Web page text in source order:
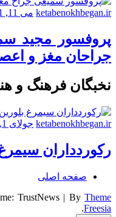
ketabenokhbegan.ir می 11, 2021
پروفسور مجید
جراحان مغز و
نخبگان فرهنگ و
ketabenokhbegan.ir جولای 1, 2021
رکوردداران
صفحه اصلی
TrustNews | ByTheme
Freesia
.